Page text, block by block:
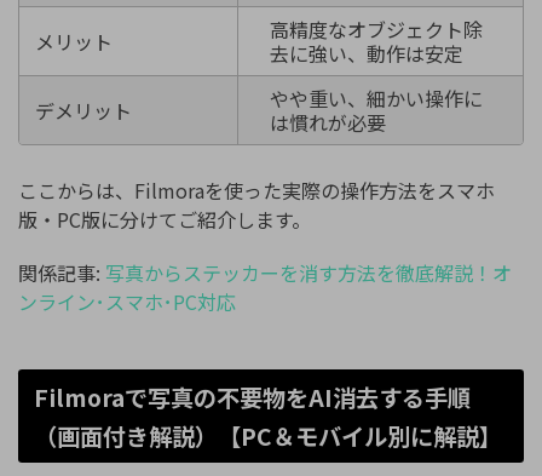
メリット
高精度なオブジェクト除
去に強い、動作は安定
デメリット
やや重い、細かい操作に
は慣れが必要
ここからは、Filmoraを使った実際の操作方法をスマホ
版・PC版に分けてご紹介します。
関係記事: 写真からステッカーを消す方法を徹底解説！オ
ンライン･スマホ･PC対応
Filmoraで写真の不要物をAI消去する手順
（画面付き解説）【PC＆モバイル別に解説】